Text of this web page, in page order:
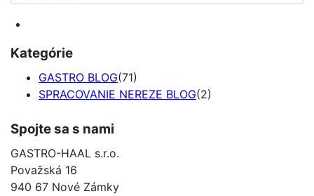
Kategórie
GASTRO BLOG(71)
SPRACOVANIE NEREZE BLOG(2)
Spojte sa s nami
GASTRO-HAAL s.r.o.
Považská 16
940 67 Nové Zámky